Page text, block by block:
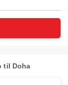
til Doha